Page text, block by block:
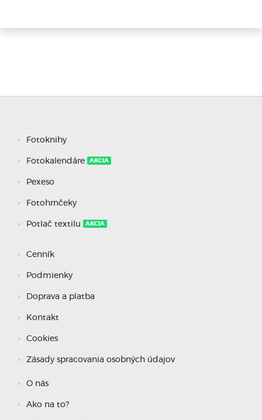
Fotoknihy
Fotokalendáre AKCIA
Pexeso
Fotohrnčeky
Potlač textilu AKCIA
Cenník
Podmienky
Doprava a platba
Kontakt
Cookies
Zásady spracovania osobných údajov
O nás
Ako na to?